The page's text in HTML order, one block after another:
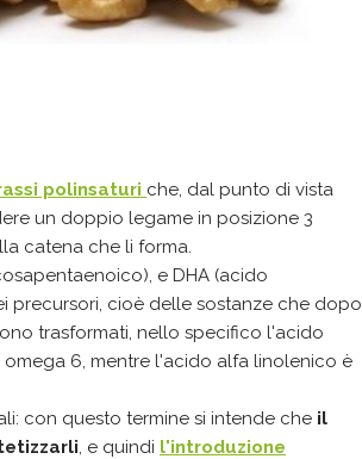
polinsaturi che, dal punto di vista
un doppio legame in posizione 3
catena che li forma.
e DHA (acido
precursori, cioè delle sostanze che dopo
trasformati, nello specifico l'acido
6, mentre l'acido alfa linolenico è
con questo termine si intende che il
, e quindi l'introduzione